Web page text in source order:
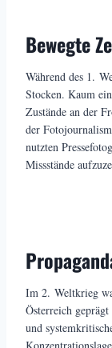
Bewegte
Während des 1.
Stocken. Kaum
Zustände an der
der
nutzten
Missstände
Im 2. Weltkrieg
Österreich
und